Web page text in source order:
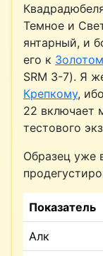
Темное и
янтарный, и
его к
SRM 3-7). Я
Крепкому, ибо
22 включает
тестового
Образец уже
Показатель
Алк